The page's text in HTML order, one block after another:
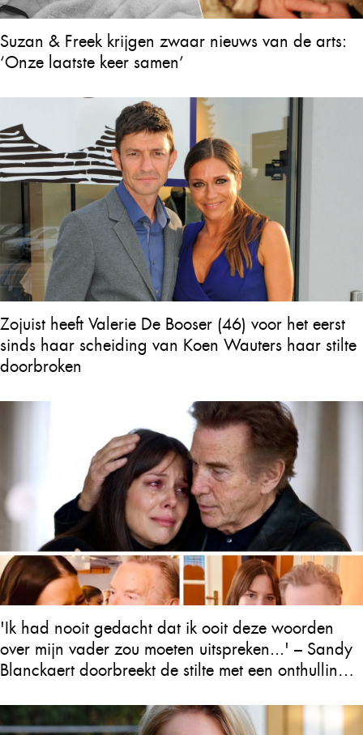
Suzan & Freek krijgen zwaar nieuws van de arts:
‘Onze laatste keer samen’
Zojuist heeft Valerie De Booser (46) voor het eerst
sinds haar scheiding van Koen Wauters haar stilte
doorbroken
'Ik had nooit gedacht dat ik ooit deze woorden
over mijn vader zou moeten uitspreken...' – Sandy
Blanckaert doorbreekt de stilte met een onthulling
achterlaat